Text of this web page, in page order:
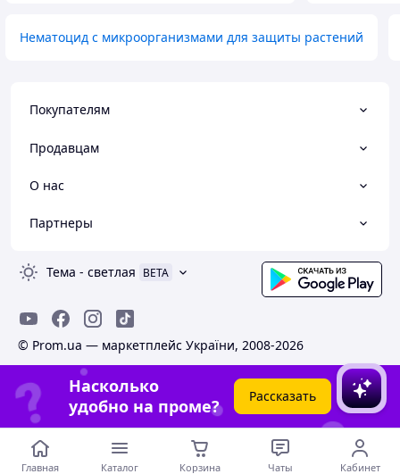
Нематоцид с микроорганизмами для защиты растений
Покупателям
Продавцам
О нас
Партнеры
Тема - светлая BETA
© Prom.ua — маркетплейс України, 2008-2026
Насколько
удобно на проме?
Рассказать
Главная Каталог Корзина Чаты Кабинет